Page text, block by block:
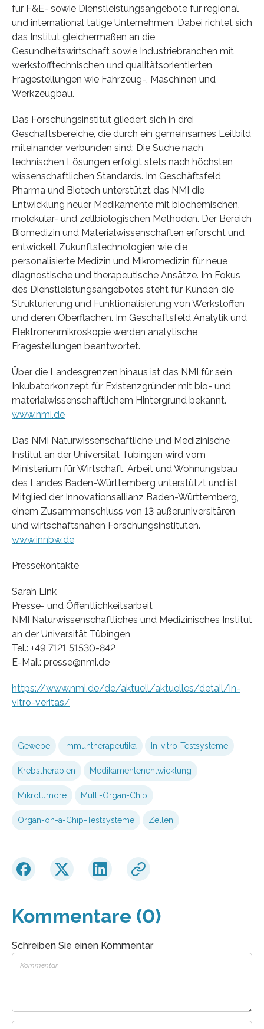
für F&E- sowie Dienstleistungsangebote für regional
und international tätige Unternehmen. Dabei richtet sich
das Institut gleichermaßen an die
Gesundheitswirtschaft sowie Industriebranchen mit
werkstofftechnischen und qualitätsorientierten
Fragestellungen wie Fahrzeug-, Maschinen und
Werkzeugbau.
Das Forschungsinstitut gliedert sich in drei
Geschäftsbereiche, die durch ein gemeinsames Leitbild
miteinander verbunden sind: Die Suche nach
technischen Lösungen erfolgt stets nach höchsten
wissenschaftlichen Standards. Im Geschäftsfeld
Pharma und Biotech unterstützt das NMI die
Entwicklung neuer Medikamente mit biochemischen,
molekular- und zellbiologischen Methoden. Der Bereich
Biomedizin und Materialwissenschaften erforscht und
entwickelt Zukunftstechnologien wie die
personalisierte Medizin und Mikromedizin für neue
diagnostische und therapeutische Ansätze. Im Fokus
des Dienstleistungsangebotes steht für Kunden die
Strukturierung und Funktionalisierung von Werkstoffen
und deren Oberflächen. Im Geschäftsfeld Analytik und
Elektronenmikroskopie werden analytische
Fragestellungen beantwortet.
Über die Landesgrenzen hinaus ist das NMI für sein
Inkubatorkonzept für Existenzgründer mit bio- und
materialwissenschaftlichem Hintergrund bekannt.
www.nmi.de
Das NMI Naturwissenschaftliche und Medizinische
Institut an der Universität Tübingen wird vom
Ministerium für Wirtschaft, Arbeit und Wohnungsbau
des Landes Baden-Württemberg unterstützt und ist
Mitglied der Innovationsallianz Baden-Württemberg,
einem Zusammenschluss von 13 außeruniversitären
und wirtschaftsnahen Forschungsinstituten.
www.innbw.de
Pressekontakte
Sarah Link
Presse- und Öffentlichkeitsarbeit
NMI Naturwissenschaftliches und Medizinisches Institut
an der Universität Tübingen
Tel.: +49 7121 51530-842
E-Mail: presse@nmi.de
https://www.nmi.de/de/aktuell/aktuelles/detail/in-
vitro-veritas/
Gewebe Immuntherapeutika In-vitro-Testsysteme
Krebstherapien Medikamentenentwicklung
Mikrotumore Multi-Organ-Chip
Organ-on-a-Chip-Testsysteme Zellen
Kommentare (0)
Schreiben Sie einen Kommentar